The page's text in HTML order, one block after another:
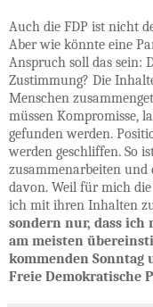
Auch die FDP ist nicht
Aber wie könnte eine
Anspruch soll das sein:
Zustimmung? Die
Menschen
müssen Kompromisse,
gefunden werden.
werden geschliffen. So
zusammenarbeiten und
davon. Weil für mich
ich mit ihren Inhalten
sondern nur, dass ich
am meisten
kommenden
Freie Demokratische